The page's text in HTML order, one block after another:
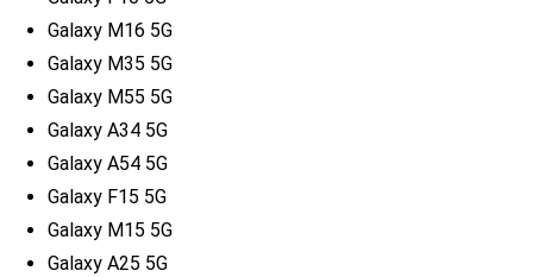
Galaxy M16 5G
Galaxy M35 5G
Galaxy M55 5G
Galaxy A34 5G
Galaxy A54 5G
Galaxy F15 5G
Galaxy M15 5G
Galaxy A25 5G